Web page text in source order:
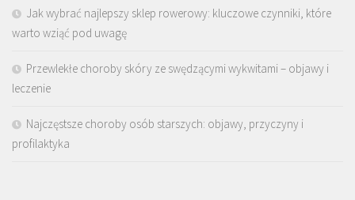
Jak wybrać najlepszy sklep rowerowy: kluczowe czynniki, które
warto wziąć pod uwagę
Przewlekłe choroby skóry ze swędzącymi wykwitami – objawy i
leczenie
Najczęstsze choroby osób starszych: objawy, przyczyny i
profilaktyka